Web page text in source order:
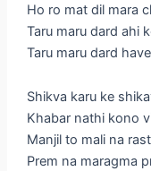
Ho ro mat dil mara
Taru maru dard ahi
Taru maru dard
Shikva karu ke
Khabar nathi kono
Manjil to mali na
Prem na maragma